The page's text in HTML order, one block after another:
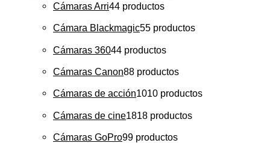
Cámaras Arri44 productos
Cámara Blackmagic55 productos
Cámaras 36044 productos
Cámaras Canon88 productos
Cámaras de acción1010 productos
Cámaras de cine1818 productos
Cámaras GoPro99 productos